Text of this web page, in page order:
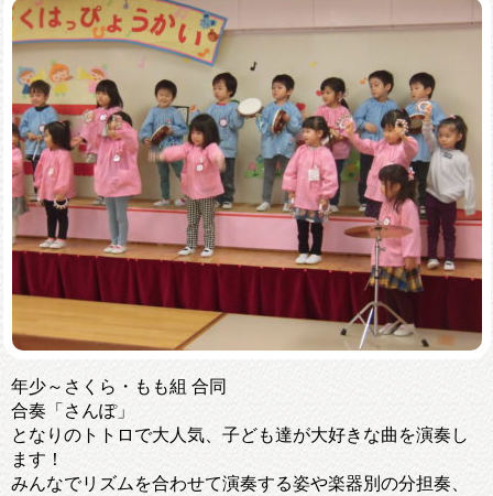
年少～さくら・もも組 合同
合奏「さんぽ」
となりのトトロで大人気、子ども達が大好きな曲を演奏し
ます！
みんなでリズムを合わせて演奏する姿や楽器別の分担奏、